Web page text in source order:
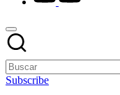
Subscribe